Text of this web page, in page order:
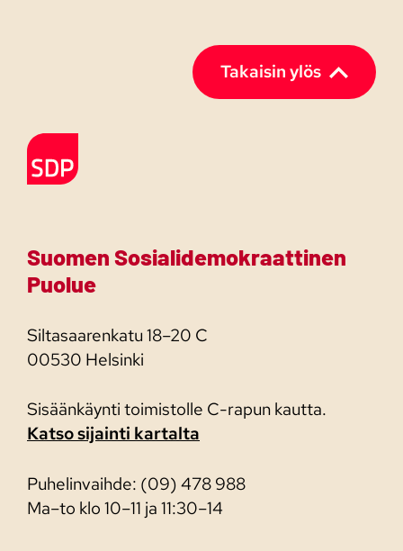
Takaisin ylös
Etusivulle
Suomen Sosialidemokraattinen
Puolue
Siltasaarenkatu 18–20 C
00530 Helsinki
Sisäänkäynti toimistolle C-rapun kautta.
Katso sijainti kartalta
Puhelinvaihde: (09) 478 988
Ma–to klo 10–11 ja 11:30–14